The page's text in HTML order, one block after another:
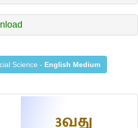
Science - English Medium